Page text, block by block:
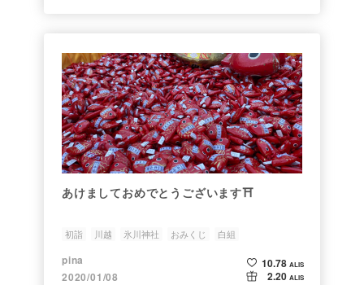
あけましておめでとうございます⛩
初詣 川越 氷川神社 おみくじ 白組
pina
2020/01/08
10.78 ALIS
2.20 ALIS